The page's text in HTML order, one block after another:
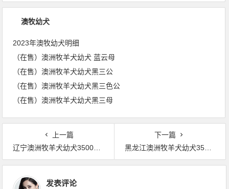
澳牧幼犬
2023年澳牧幼犬明细
（在售）澳洲牧羊犬幼犬 蓝云母
（在售）澳洲牧羊犬幼犬黑三公
（在售）澳洲牧羊犬幼犬黑三色公
（在售）澳洲牧羊犬幼犬黑三母
上一篇
辽宁澳洲牧羊犬幼犬3500元/只 澳牧中国之纯自然犬舍出售 13210107003
下一篇
黑龙江澳洲牧羊犬幼犬3500元/只 澳牧中国之纯自然犬舍出售 13210107003
发表评论